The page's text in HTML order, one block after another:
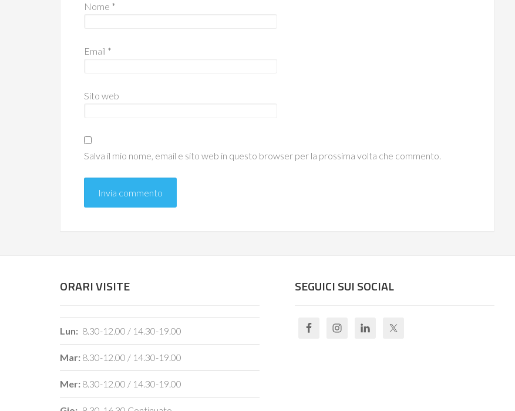
Nome *
Email *
Sito web
Salva il mio nome, email e sito web in questo browser per la prossima volta che commento.
ORARI VISITE
Lun: 8.30-12.00 / 14.30-19.00
Mar: 8.30-12.00 / 14.30-19.00
Mer: 8.30-12.00 / 14.30-19.00
SEGUICI SUI SOCIAL